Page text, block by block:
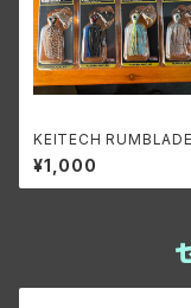
KEITECH
2oz/ケイテック ランブ
グ 1/2oz
¥1,000